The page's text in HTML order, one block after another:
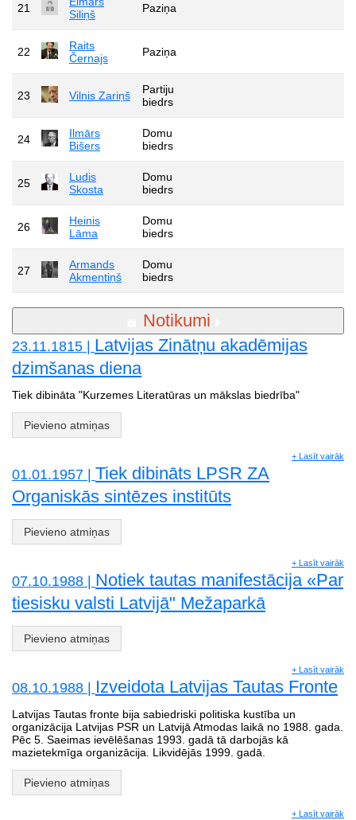
21
Siliņš
Paziņa
22
Raits
Černajs
Paziņa
23 Vilnis Zariņš
Partiju
biedrs
24
Ilmārs
Bišers
Domu
biedrs
25
Ludis
Skosta
Domu
biedrs
26
Heinis
Lāma
Domu
biedrs
27
Armands
Akmentiņš
Domu
biedrs
Notikumi
23.11.1815 | Latvijas Zinātņu akadēmijas
dzimšanas diena
Tiek dibināta "Kurzemes Literatūras un mākslas biedrība"
Pievieno atmiņas
+ Lasīt vairāk
01.01.1957 | Tiek dibināts LPSR ZA
Organiskās sintēzes institūts
Pievieno atmiņas
+ Lasīt vairāk
07.10.1988 | Notiek tautas manifestācija «Par
tiesisku valsti Latvijā" Mežaparkā
Pievieno atmiņas
+ Lasīt vairāk
08.10.1988 | Izveidota Latvijas Tautas Fronte
Latvijas Tautas fronte bija sabiedriski politiska kustība un
organizācija Latvijas PSR un Latvijā Atmodas laikā no 1988. gada.
Pēc 5. Saeimas ievēlēšanas 1993. gadā tā darbojās kā
mazietekmīga organizācija. Likvidējās 1999. gadā.
Pievieno atmiņas
+ Lasīt vairāk